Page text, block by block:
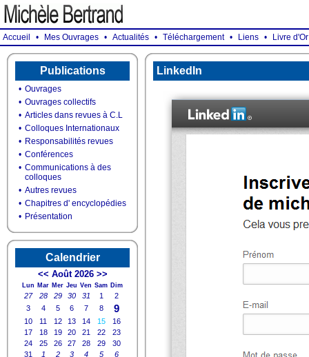
Accueil • Mes Ouvrages • Actualités • Téléchargement • Liens • Livre d'Or
Publications
• Ouvrages
• Ouvrages collectifs
• Articles dans revues à C.L
• Colloques Internationaux
• Responsabilités revues
• Conférences
• Communications à des
colloques
• Autres revues
• Chapitres d' encyclopédies
• Présentation
Calendrier
<< Août 2026 >>
Lun Mar Mer Jeu Ven Sam Dim
27 28 29 30 31 1
2
3
4 5 6 7 8 9
10 11 12 13 14 15
16
17
18 19 20 21 22
23
24
25 26 27 28 29
30
31
1 2 3 4 5 6
LinkedIn